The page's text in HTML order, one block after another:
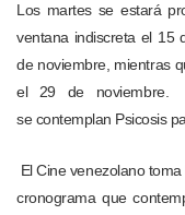
Los martes se estará
ventana indiscreta el 15
de noviembre, mientras
el 29 de noviembre.
se contemplan Psicosis
El Cine venezolano
cronograma que